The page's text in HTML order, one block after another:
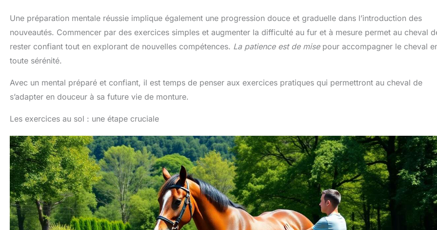
Une préparation mentale réussie implique également une progression douce et graduelle dans l’introduction des
nouveautés. Commencer par des exercices simples et augmenter la difficulté au fur et à mesure permet au cheval
rester confiant tout en explorant de nouvelles compétences. La patience est de misepour accompagner le cheval
toute sérénité.
Avec un mental préparé et confiant, il est temps de penser aux exercices pratiques qui permettront au cheval de
s’adapter en douceur à sa future vie de monture.
Les exercices au sol : une étape cruciale